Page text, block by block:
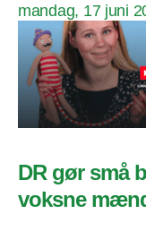
mandag, 17 juni
DR gør små
voksne